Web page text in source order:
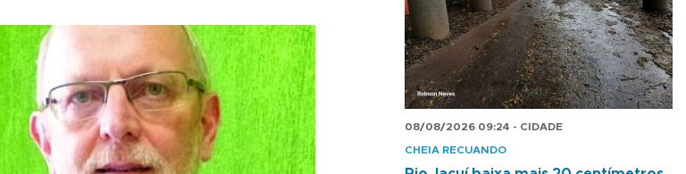
08/08/2026 09:24 - CIDADE
CHEIA RECUANDO